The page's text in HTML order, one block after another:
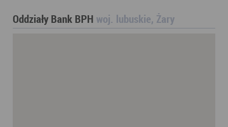
Oddziały Bank BPH woj. lubuskie, Żary